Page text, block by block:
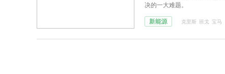
决的一大难题。
新能源 克里斯 班戈 宝马